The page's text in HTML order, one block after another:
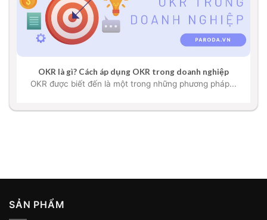
OKR là gì? Cách áp dụng OKR trong doanh nghiệp
OKR được biết đến là một trong những phương pháp...
SẢN PHẨM